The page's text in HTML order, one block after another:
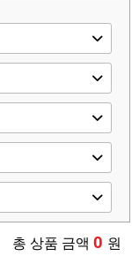
총 상품 금액 0 원